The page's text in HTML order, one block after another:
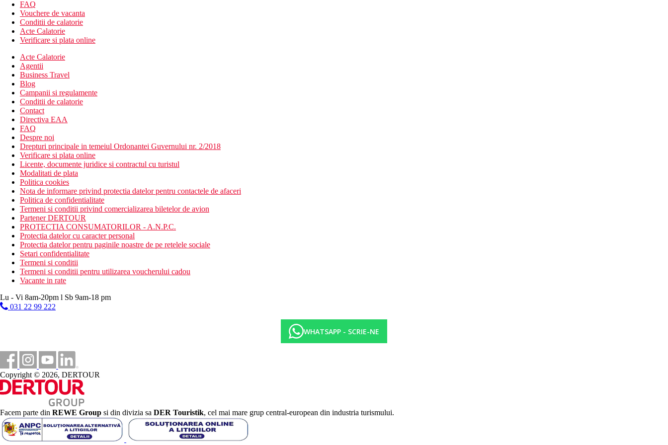
Sesiuni de yoga;
Pachete Spa/wellness;
Scaun de masaj;
Lounge Spa/zona de relaxare;
Masaj - cost suplimentar;
Spa si centru de wellness - cost suplimentar;
Jacuzzi;
Impachetare corporala;
Scrub corporal;
Tratamente corporale;
Pedichiura;
Manichiura;
Tratamente faciale;
Servicii de infrumusețare;
vin/șampanieCost suplimentar;
bufet potrivit copiilor;
meniu masa pentru copii;
meniuri cu diete speciale (la cerere) Cost suplimentar;
Mic dejun in camera;
Bar;
Minibar.
Informatii despre Hotel Merusaka Bali
Dupa primele 2 nopti, turistii vor avea transfer spre zona de plaja din Nusa Dua pana la finalul sejurului la Hotel Merusaka Bali 5* NUSA DUA , in tip de camera dubla, cu mic dejun.
Nusa Dua este cea mai sudica statiune din Bali, fiind situata la sud de aeroportul Ngurah Rai si langa portul Benoa. In aceasta zona s-au construit in timp foarte multe hoteluri de lux, lanturi internationale iar
concurenta puternica intre ele si aparitia hotelurilor unor companii locale precum Ayodya sau Nusa Dua Beach au dus la o puternica promovare a acestei statiuni iar Bali a devenit o destinatie tot mai solicitata
la nivel mondial.
Hotelul Merusaka Bali 5* NUSA DUA are o locatie de invidiat, chiar in centru statiunii Nusa Dua.
Descriere camera Hotel Merusaka Bali
Toate camerele dispun de:
TV cu ecran plata;
Terasa;
Minibar;
WiFi gratuit.
Facilitati hotel Merusaka Bali
Facilitati hotel:
Mai multe restaurante;
3 piscine;
FAQ
Vouchere de vacanta
Conditii de calatorie
Acte Calatorie
Verificare si plata online
Acte Calatorie
Agentii
Business Travel
Blog
Campanii si regulamente
Conditii de calatorie
Contact
Directiva EAA
FAQ
Despre noi
Drepturi principale in temeiul Ordonantei Guvernului nr. 2/2018
Verificare si plata online
Licente, documente juridice si contractul cu turistul
Modalitati de plata
Politica cookies
Nota de informare privind protectia datelor pentru contactele de afaceri
Politica de confidentialitate
Termeni si conditii privind comercializarea biletelor de avion
Partener DERTOUR
PROTECTIA CONSUMATORILOR - A.N.P.C.
Protectia datelor cu caracter personal
Protectia datelor pentru paginile noastre de pe retelele sociale
Setari confidentialitate
Termeni si conditii
Termeni si conditii pentru utilizarea voucherului cadou
Vacante in rate
Lu - Vi 8am-20pm l Sb 9am-18 pm
031 22 99 222
WHATSAPP - SCRIE-NE
Copyright © 2026, DERTOUR
Facem parte din REWE Group si din divizia sa DER Touristik, cel mai mare grup central-european din industria turismului.